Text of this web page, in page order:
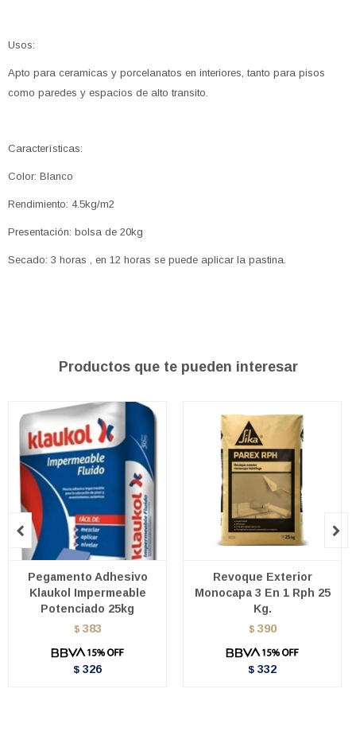
Usos:
Apto para ceramicas y porcelanatos en interiores, tanto para pisos
como paredes y espacios de alto transito.
Características:
Color: Blanco
Rendimiento: 4.5kg/m2
Presentación: bolsa de 20kg
Secado: 3 horas , en 12 horas se puede aplicar la pastina.
Productos que te pueden interesar
Pegamento Adhesivo
Klaukol Impermeable
Potenciado 25kg
$ 383
$ 326
Revoque Exterior
Monocapa 3 En 1 Rph 25
Kg.
$ 390
$ 332
 